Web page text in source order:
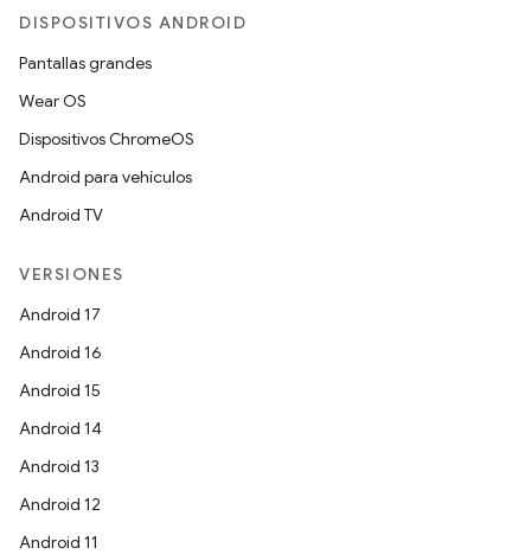
DISPOSITIVOS ANDROID
Pantallas grandes
Wear OS
Dispositivos ChromeOS
Android para vehículos
Android TV
VERSIONES
Android 17
Android 16
Android 15
Android 14
Android 13
Android 12
Android 11